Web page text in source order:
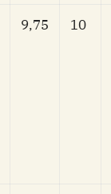
9,75 10